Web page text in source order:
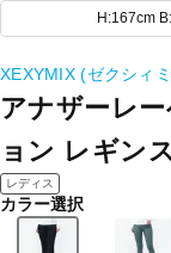
H:167cm
XEXYMIX (ゼクシィ
アナザーレ
ョン レギンス
レディス
カラー選択